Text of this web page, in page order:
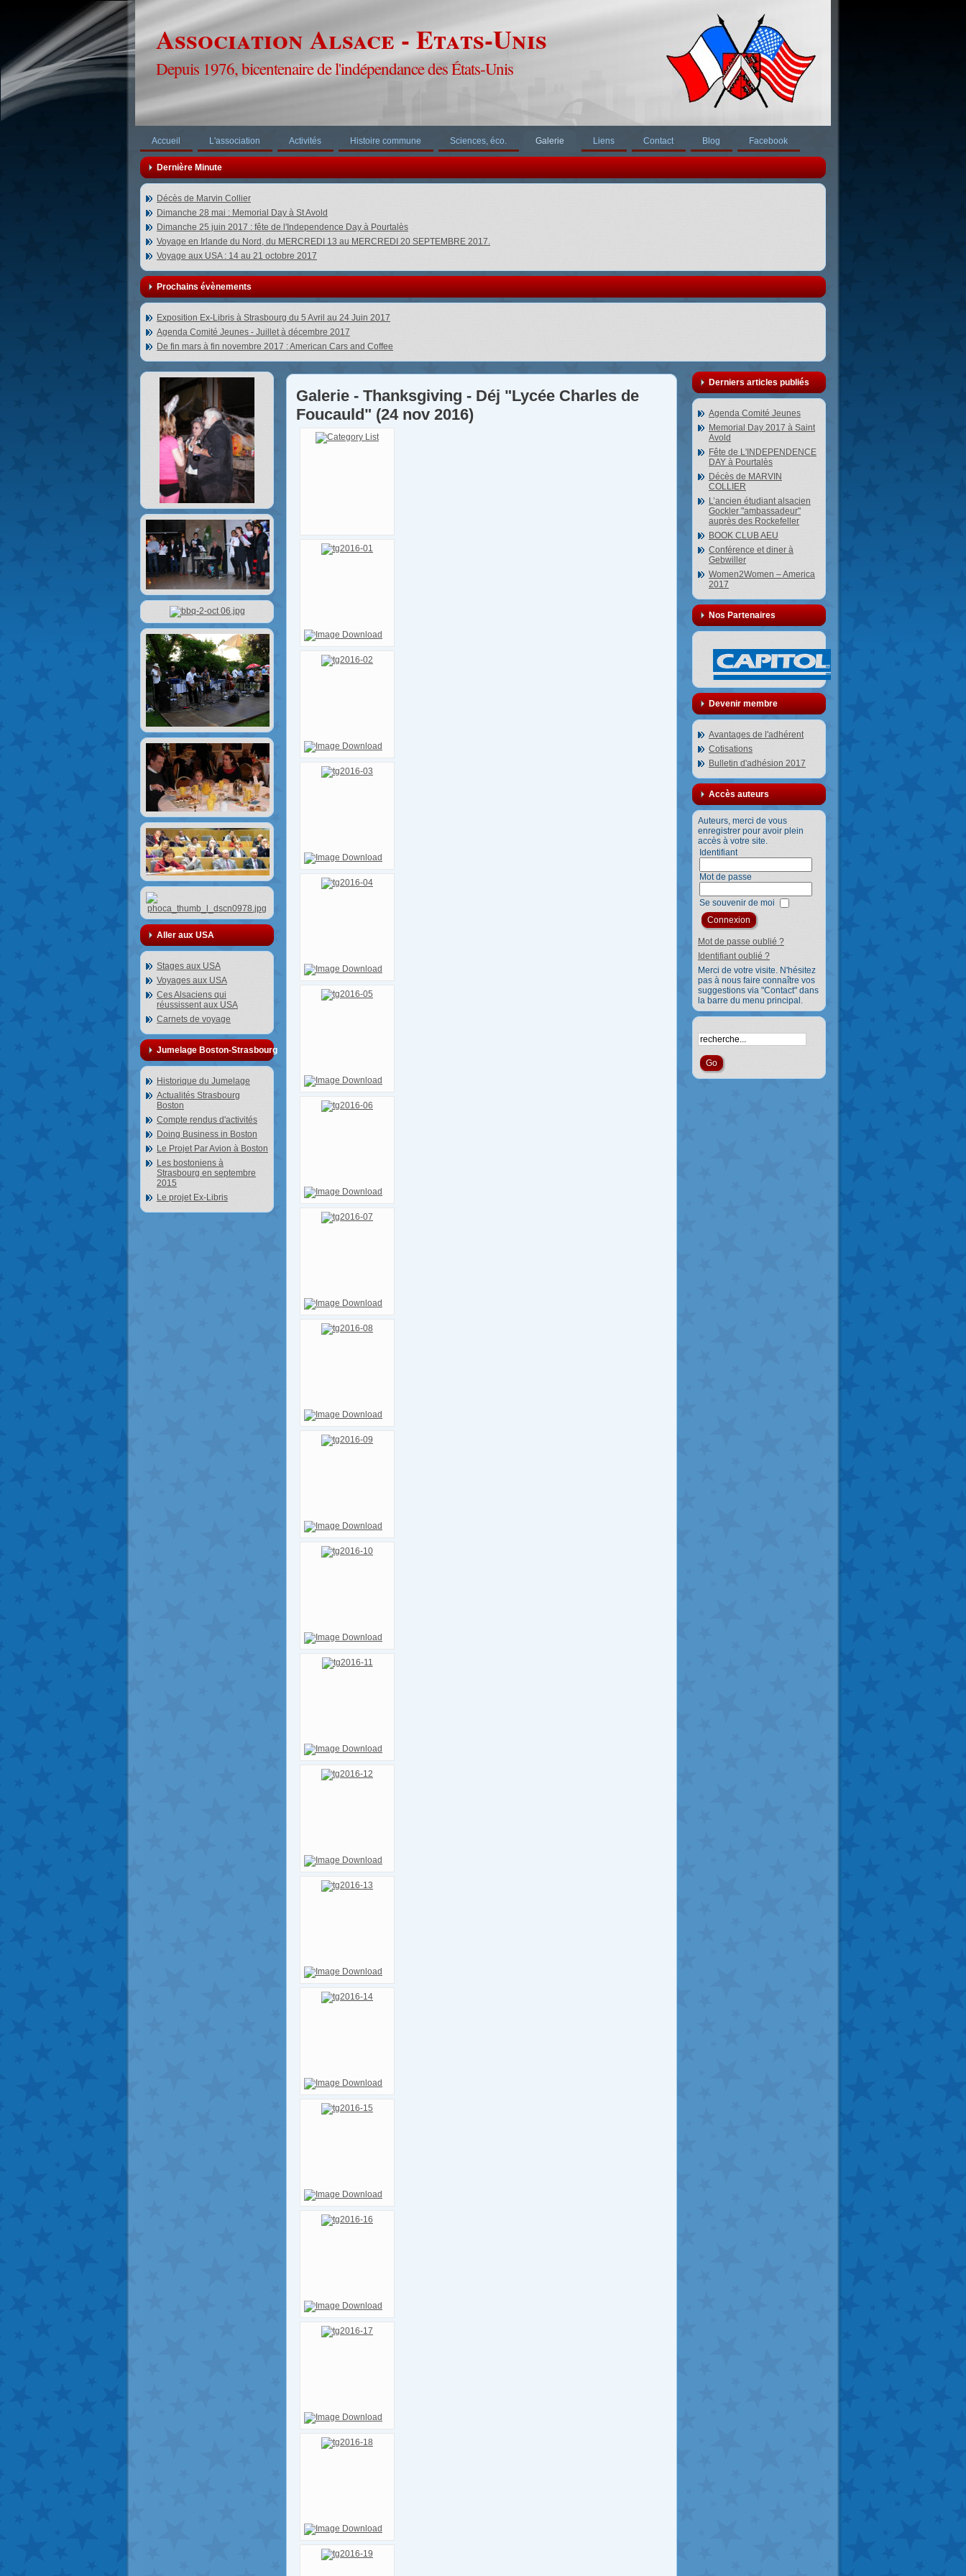
Association Alsace - Etats-Unis
Depuis 1976, bicentenaire de l'indépendance des États-Unis
Accueil L'association Activités Histoire commune Sciences, éco. Galerie Liens Contact Blog Facebook
Dernière Minute
Décès de Marvin Collier
Dimanche 28 mai : Memorial Day à St Avold
Dimanche 25 juin 2017 : fête de l'Independence Day à Pourtalès
Voyage en Irlande du Nord, du MERCREDI 13 au MERCREDI 20 SEPTEMBRE 2017.
Voyage aux USA : 14 au 21 octobre 2017
Prochains évènements
Exposition Ex-Libris à Strasbourg du 5 Avril au 24 Juin 2017
Agenda Comité Jeunes - Juillet à décembre 2017
De fin mars à fin novembre 2017 : American Cars and Coffee
Aller aux USA
Stages aux USA
Voyages aux USA
Ces Alsaciens qui
réussissent aux USA
Carnets de voyage
Jumelage Boston-Strasbourg
Historique du Jumelage
Actualités Strasbourg
Boston
Compte rendus d'activités
Doing Business in Boston
Le Projet Par Avion à Boston
Les bostoniens à
Strasbourg en septembre
2015
Le projet Ex-Libris
Galerie - Thanksgiving - Déj "Lycée Charles de
Foucauld" (24 nov 2016)
Derniers articles publiés
Agenda Comité Jeunes
Memorial Day 2017 à Saint
Avold
Fête de L'INDEPENDENCE
DAY à Pourtalès
Décès de MARVIN
COLLIER
L’ancien étudiant alsacien
Gockler "ambassadeur"
auprès des Rockefeller
BOOK CLUB AEU
Conférence et diner à
Gebwiller
Women2Women – America
2017
Nos Partenaires
Devenir membre
Avantages de l'adhérent
Cotisations
Bulletin d'adhésion 2017
Accès auteurs
Auteurs, merci de vous
enregistrer pour avoir plein
accès à votre site.
Identifiant
Mot de passe
Se souvenir de moi
Mot de passe oublié ?
Identifiant oublié ?
Merci de votre visite. N'hésitez
pas à nous faire connaître vos
suggestions via "Contact" dans
la barre du menu principal.